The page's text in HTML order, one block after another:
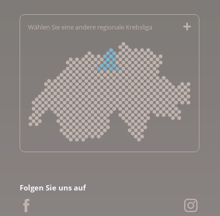
Wählen Sie eine andere regionale Krebsliga
Krebsliga Bern
Krebsliga Freiburg
Folgen Sie uns auf